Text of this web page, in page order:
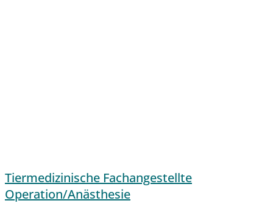
Tiermedizinische Fachangestellte
Operation/Anästhesie